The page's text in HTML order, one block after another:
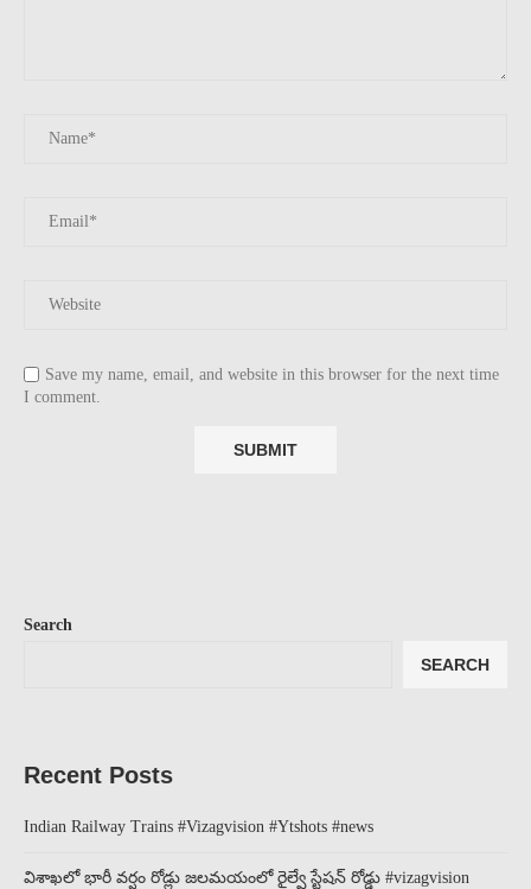
Save my name, email, and website in this browser for the next time
I comment.
Search
SEARCH
Recent Posts
Indian Railway Trains #Vizagvision #Ytshots #news
విశాఖలో భారీ వర్షం రోడ్లు జలమయంలో రైల్వే స్టేషన్ రోడ్డు #vizagvision